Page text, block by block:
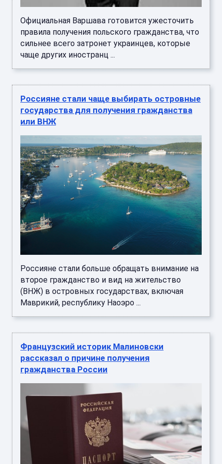
Официальная Варшава готовится ужесточить
правила получения польского гражданства, что
сильнее всего затронет украинцев, которые
чаще других иностранц ...
Россияне стали чаще выбирать островные
государства для получения гражданства
или ВНЖ
Россияне стали больше обращать внимание на
второе гражданство и вид на жительство
(ВНЖ) в островных государствах, включая
Маврикий, республику Наоэро ...
Французский историк Малиновски
рассказал о причине получения
гражданства России